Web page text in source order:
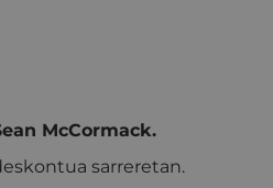
McCormack.
sarreretan.